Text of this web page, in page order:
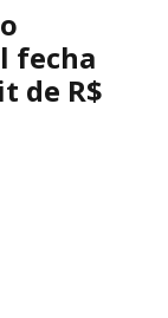
fecha
de R$